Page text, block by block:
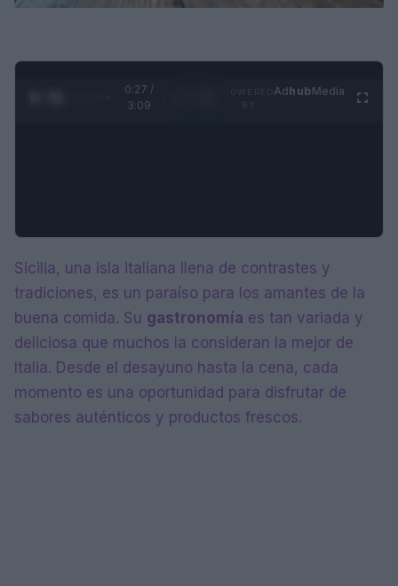
0:28 /
3:09
AdhubMedia
Sicilia, una isla italiana llena de contrastes y
tradiciones, es un paraíso para los amantes de la
buena comida. Su gastronomía es tan variada y
deliciosa que muchos la consideran la mejor de
Italia. Desde el desayuno hasta la cena, cada
momento es una oportunidad para disfrutar de
sabores auténticos y productos frescos.